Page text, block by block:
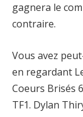
gagnera le
contraire.
Vous avez
en regardant
Coeurs Brisés
TF1. Dylan